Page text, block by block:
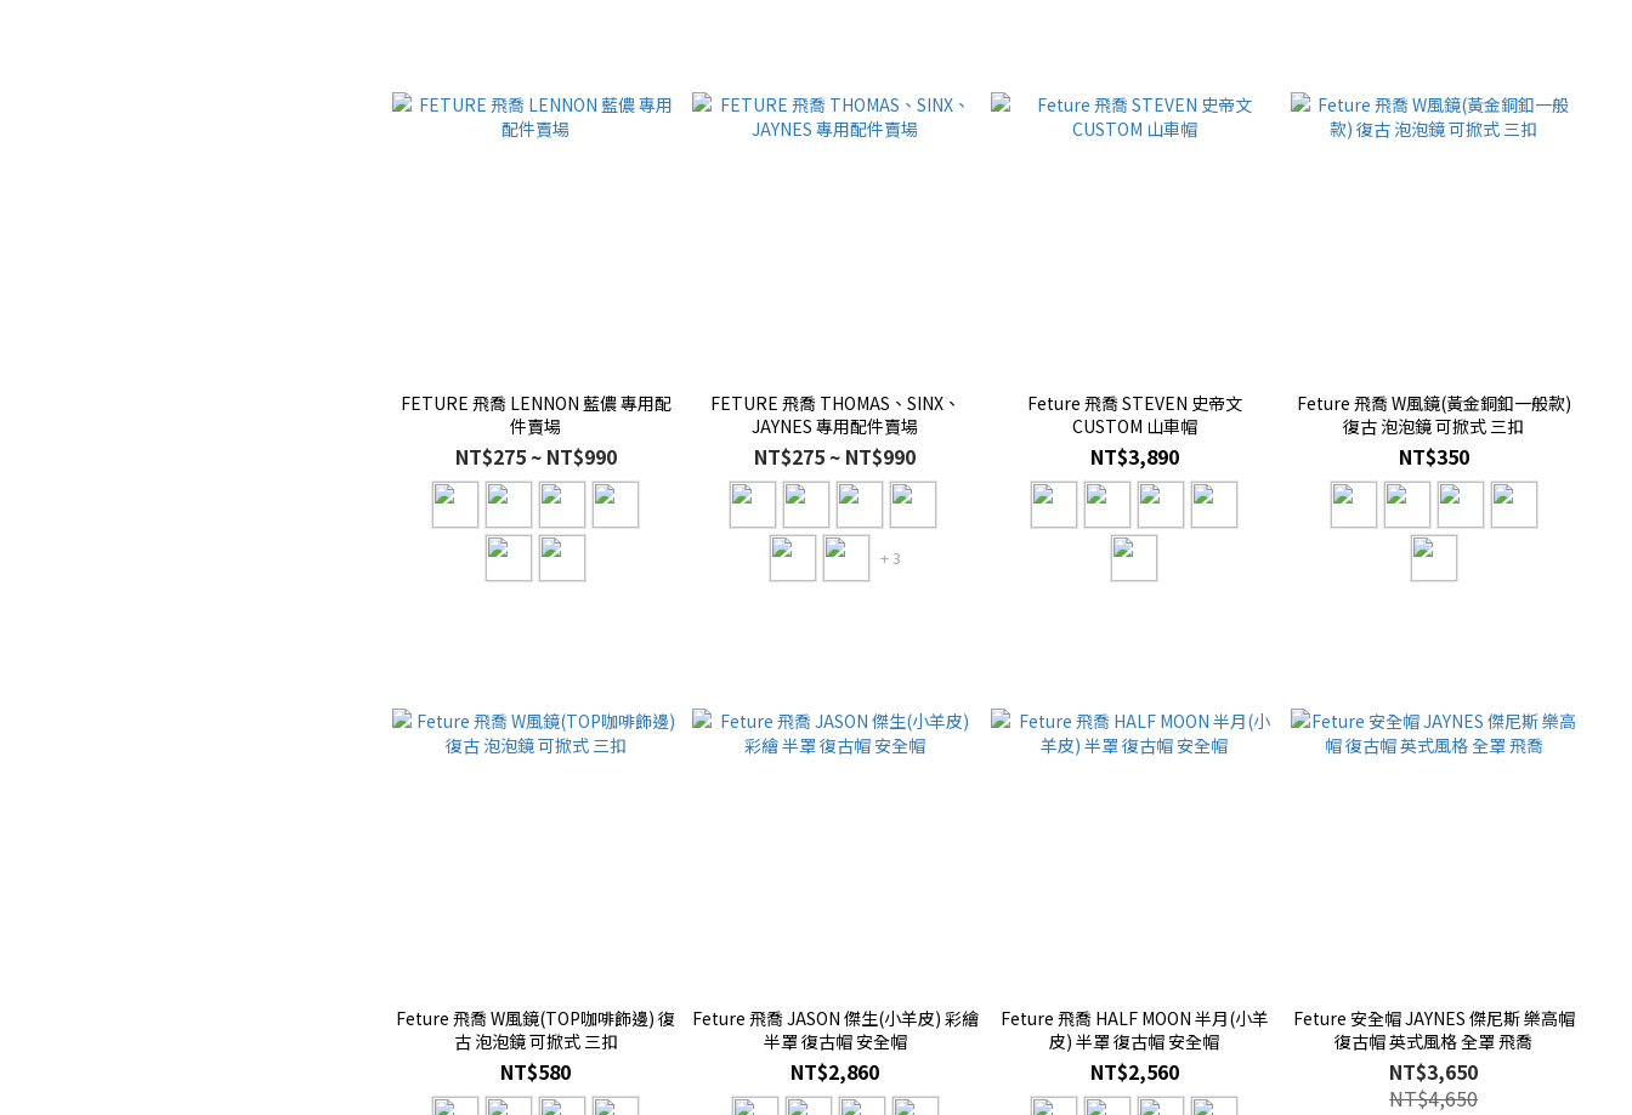
FETURE 飛喬 LENNON 藍儂 專用配
件賣場
NT$275 ~ NT$990
FETURE 飛喬 THOMAS、SINX、
JAYNES 專用配件賣場
NT$275 ~ NT$990
+ 3
Feture 飛喬 STEVEN 史帝文
CUSTOM 山車帽
NT$3,890
Feture 飛喬 W風鏡(黃金銅釦一般款)
復古 泡泡鏡 可掀式 三扣
NT$350
Feture 飛喬 W風鏡(TOP咖啡飾邊) 復
古 泡泡鏡 可掀式 三扣
NT$580
Feture 飛喬 JASON 傑生(小羊皮) 彩繪
半罩 復古帽 安全帽
NT$2,860
Feture 飛喬 HALF MOON 半月(小羊
皮) 半罩 復古帽 安全帽
NT$2,560
Feture 安全帽 JAYNES 傑尼斯 樂高帽
復古帽 英式風格 全罩 飛喬
NT$3,650
NT$4,650